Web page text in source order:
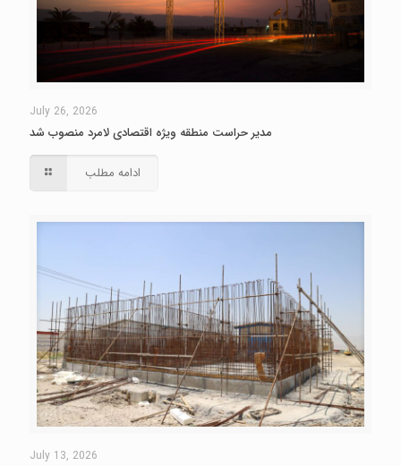
July 26, 2026
مدیر حراست منطقه ویژه اقتصادی لامرد منصوب شد
ادامه مطلب
July 13, 2026